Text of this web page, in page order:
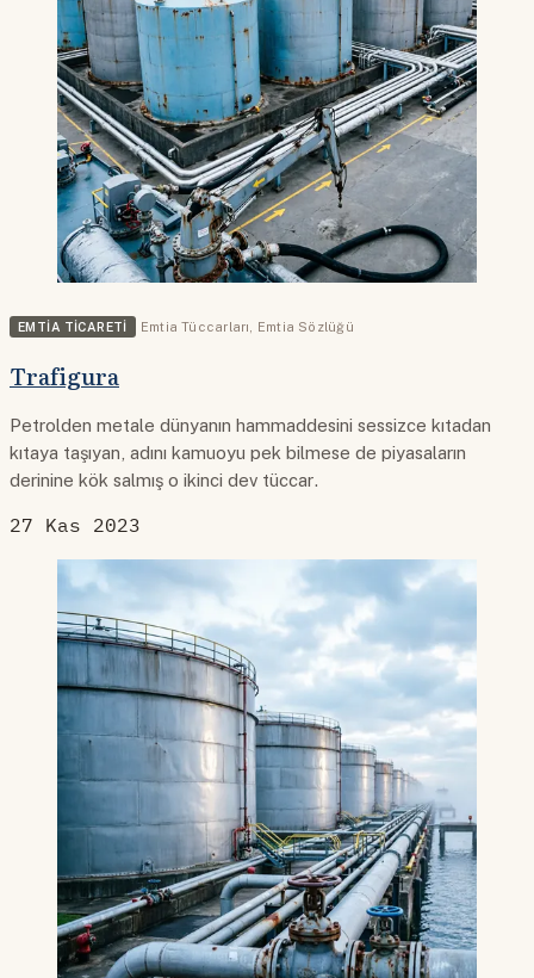
EMTIA TICARETI Emtia Tüccarları Emtia Sözlüğü
Trafigura
Petrolden metale dünyanın hammaddesini sessizce kıtadan
kıtaya taşıyan, adını kamuoyu pek bilmese de piyasaların
derinine kök salmış o ikinci dev tüccar.
27 Kas 2023